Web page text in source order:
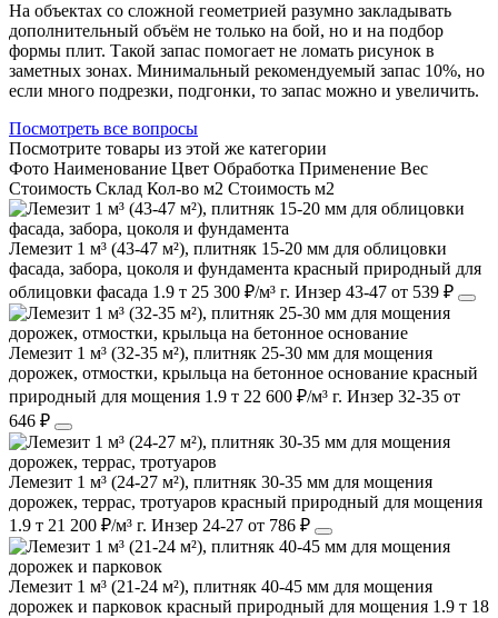
На объектах со сложной геометрией разумно закладывать
дополнительный объём не только на бой, но и на подбор
формы плит. Такой запас помогает не ломать рисунок в
заметных зонах. Минимальный рекомендуемый запас 10%, но
если много подрезки, подгонки, то запас можно и увеличить.
Посмотреть все вопросы
Посмотрите товары из этой же категории
Фото Наименование Цвет Обработка Применение Вес
Cтоимость Склад Кол-во м2 Стоимость м2
Лемезит 1 м³ (43-47 м²), плитняк 15-20 мм для облицовки
фасада, забора, цоколя и фундамента красный природный для
облицовки фасада 1.9 т 25 300 ₽/м³ г. Инзер 43-47 от 539 ₽
Лемезит 1 м³ (32-35 м²), плитняк 25-30 мм для мощения
дорожек, отмостки, крыльца на бетонное основание красный
природный для мощения 1.9 т 22 600 ₽/м³ г. Инзер 32-35 от
646 ₽
Лемезит 1 м³ (24-27 м²), плитняк 30-35 мм для мощения
дорожек, террас, тротуаров красный природный для мощения
1.9 т 21 200 ₽/м³ г. Инзер 24-27 от 786 ₽
Лемезит 1 м³ (21-24 м²), плитняк 40-45 мм для мощения
дорожек и парковок красный природный для мощения 1.9 т 18